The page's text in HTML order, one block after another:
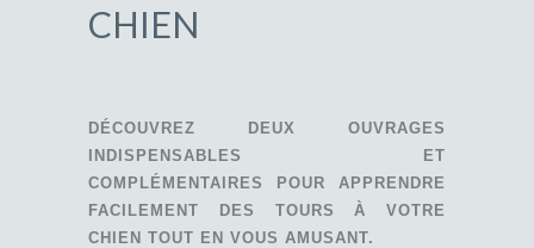
CHIEN
DÉCOUVREZ DEUX OUVRAGES
INDISPENSABLES ET
COMPLÉMENTAIRES POUR APPRENDRE
FACILEMENT DES TOURS À VOTRE
CHIEN TOUT EN VOUS AMUSANT.